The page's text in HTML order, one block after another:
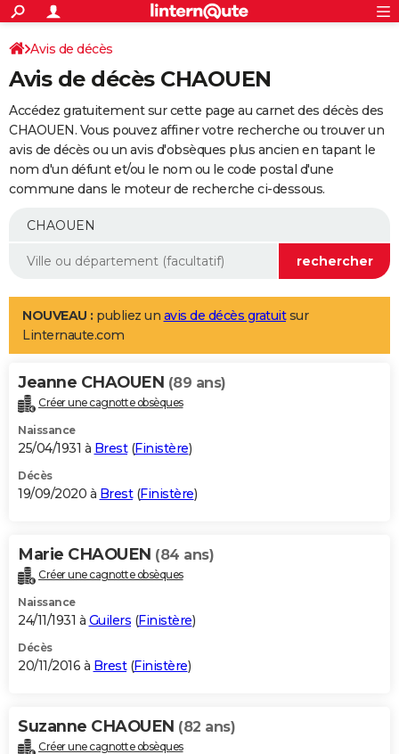
ACTUALITÉS
Politique
Société
Faits Divers
Education
Monde
Villes
+
SPORT
Coupe du monde 2026
Football
Tennis
Cyclisme
Rugby
Forum
Programme TV
TNT
Streaming
Cinéma
Sorties cinéma
Musique
+
FINANCE
Retraite
Epargne
Immobilier
Risques naturels par ville
Banque
Assurance
AUTO
Essais
Réserver un essai
Citadines
Berlines
SUV
Forum auto
+
Mobiles
Meilleur smartphone
Internet
Ordinateurs
Jeux vidéo
Guide high-tech
Aménagement intérieur
LIFESTYLE
Art de vivre
Bien-être
Loisirs
Mode
Modes de vie
Alimentation
Guide de la santé
Maladies
Médicaments
Sommeil
VOYAGE
Destinations
City break
Voyage nature
Voyage de noces
Forum
Climat
+PHOTO
GUIDES D'ACHAT
BONS PLANS
Carte de Noël
Carte Bonne année
Carte Saint-Valentin
Carte Pâques
Carte d'anniversaire
DICTIONNAIRE
Dictionnaire
Biographies
Citations
Expressions
Proverbes
PROGRAMME TV
S'inscrire
Se connecter
Lycées
Collèges
Primaires
Universités
Entreprises
Service militaire
Avis de recherche
AVIS DE DÉCÈS
Bricolage
Lifestyle
Culture
Sport
Auto
Television
Voyage
Cinema
Avis de décès
Avis de décès CHAOUEN
Accédez gratuitement sur cette page au carnet des décès des
CHAOUEN. Vous pouvez affiner votre recherche ou trouver un
avis de décès ou un avis d'obsèques plus ancien en tapant le
nom d'un défunt et/ou le nom ou le code postal d'une
commune dans le moteur de recherche ci-dessous.
NOUVEAU : publiez un avis de décès gratuitsur
Linternaute.com
Jeanne CHAOUEN (89 ans)
Créer une cagnotte obsèques
Naissance
25/04/1931 à Brest(Finistère)
Décès
19/09/2020 à Brest(Finistère)
Marie CHAOUEN (84 ans)
Créer une cagnotte obsèques
Naissance
24/11/1931 à Guilers (Finistère)
Décès
20/11/2016 à Brest(Finistère)
Suzanne CHAOUEN (82 ans)
Créer une cagnotte obsèques